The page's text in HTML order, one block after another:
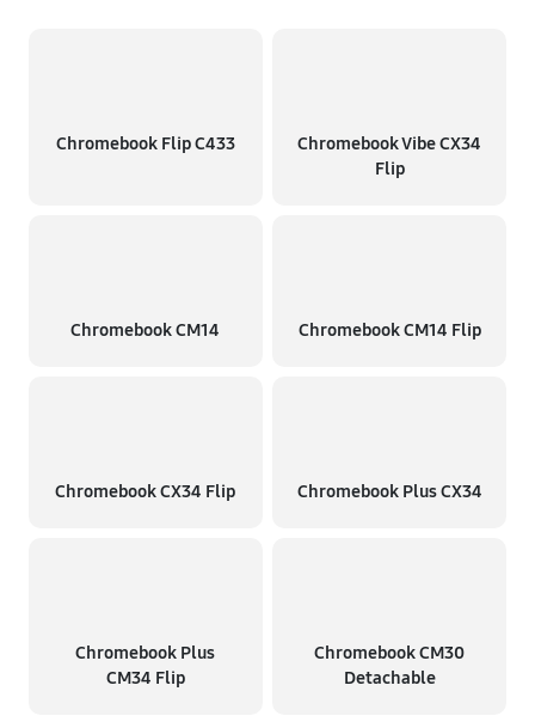
Chromebook Flip C433
Chromebook Vibe CX34
Flip
Chromebook CM14 Chromebook CM14 Flip
Chromebook CX34 Flip Chromebook Plus CX34
Chromebook Plus
CM34 Flip
Chromebook CM30
Detachable